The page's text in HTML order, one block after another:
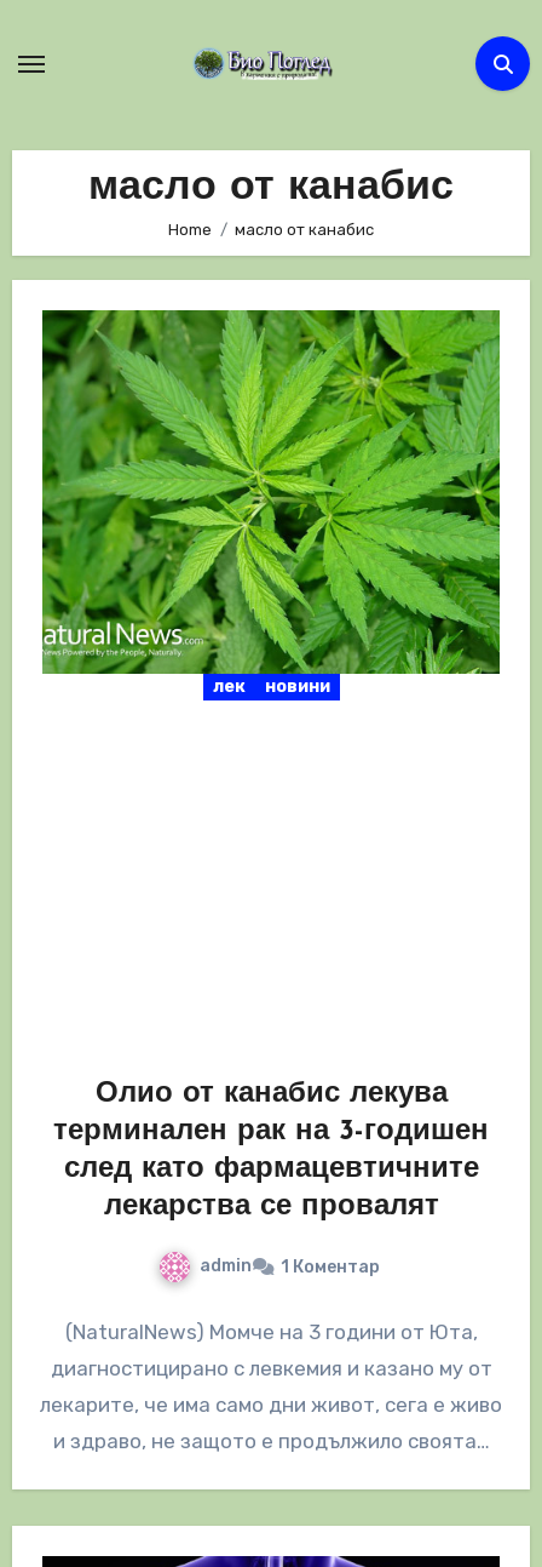
масло от канабис
Home масло от канабис
лек новини
Олио от канабис лекува
терминален рак на 3-годишен
след като фармацевтичните
лекарства се провалят
admin 1 Коментар
(NaturalNews) Момче на 3 години от Юта,
диагностицирано с левкемия и казано му от
лекарите, че има само дни живот, сега е живо
и здраво, не защото е продължило своята…